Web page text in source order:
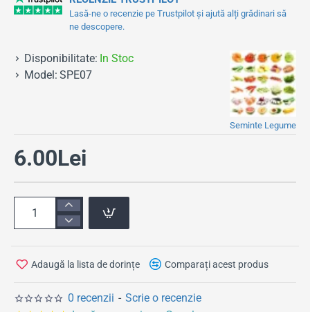
Lasă-ne o recenzie pe Trustpilot și ajută alți grădinari să
ne descopere.
Disponibilitate: In Stoc
Model: SPE07
Seminte Legume
0 recenzii - Scrie o recenzie
6.00Lei
Adaugă la lista de dorințe Comparați acest produs